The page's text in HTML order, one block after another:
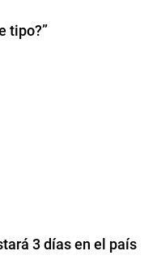
tipo?”
3 días en el país